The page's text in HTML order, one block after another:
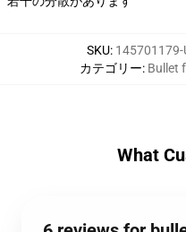
SKU: 145701179-
カテゴリー: Bullet
What